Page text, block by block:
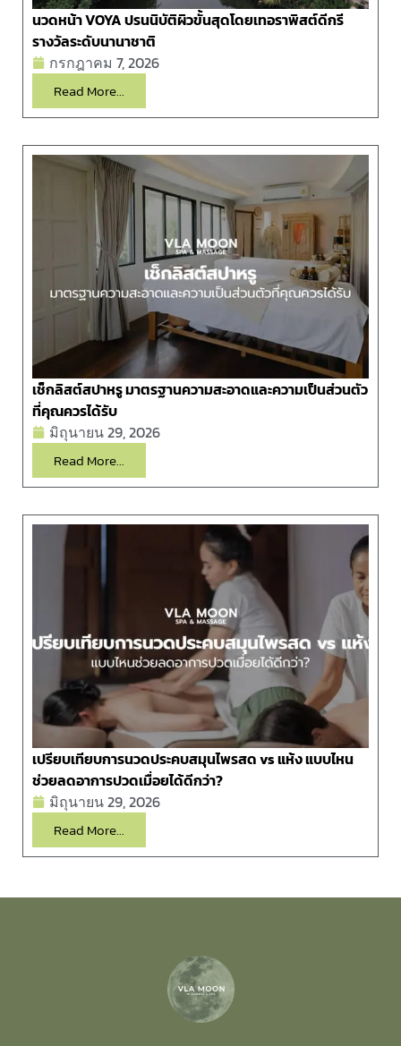
นวดหน้า VOYA ปรนนิบัติผิวขั้นสุดโดยเทอราพิสต์ดีกรี
รางวัลระดับนานาชาติ
กรกฎาคม 7, 2026
Read More...
เช็กลิสต์สปาหรู มาตรฐานความสะอาดและความเป็นส่วนตัว
ที่คุณควรได้รับ
มิถุนายน 29, 2026
Read More...
เปรียบเทียบการนวดประคบสมุนไพรสด vs แห้ง แบบไหน
ช่วยลดอาการปวดเมื่อยได้ดีกว่า?
มิถุนายน 29, 2026
Read More...